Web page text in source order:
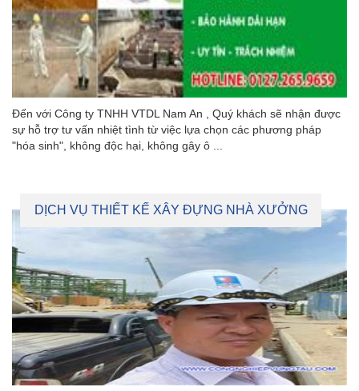
Đến với Công ty TNHH VTDL Nam An , Quý khách sẽ nhận được
sự hỗ trợ tư vấn nhiệt tình từ việc lựa chọn các phương pháp
"hóa sinh", không độc hại, không gây ô ...
DỊCH VỤ THIẾT KẾ XÂY ĐỰNG NHÀ XƯỞNG